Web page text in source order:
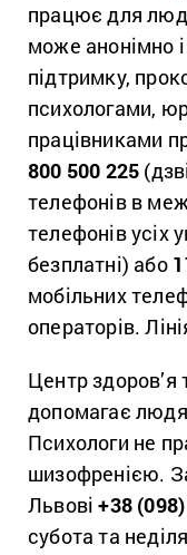
працює для
може анонімно
підтримку,
психологами,
працівниками
800 500 225
телефонів в
телефонів усіх
безплатні) або
мобільних
операторів.
Центр здоров’я
допомагає
Психологи не
шизофренією.
Львові+38
субота та